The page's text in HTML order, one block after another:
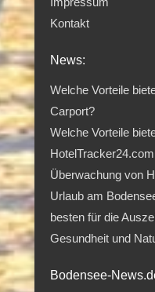
Kontakt
News:
Welche Vorteile
Carport?
Welche Vorteile
Überwachung von
Urlaub am
besten für die
Gesundheit und
Bodensee-